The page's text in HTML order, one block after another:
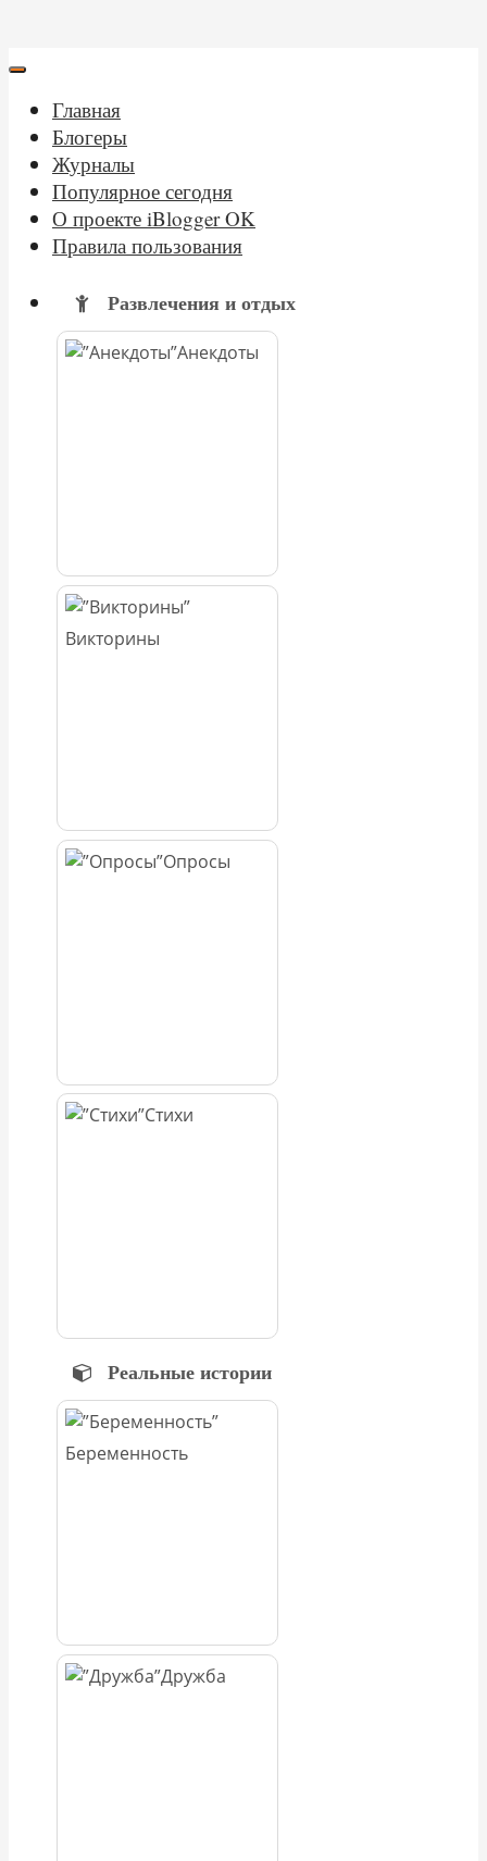
Главная
Блогеры
Журналы
Популярное сегодня
О проекте iBlogger OK
Правила пользования
Развлечения и отдых
Анекдоты
Викторины
Опросы
Стихи
Реальные истории
Беременность
Дружба